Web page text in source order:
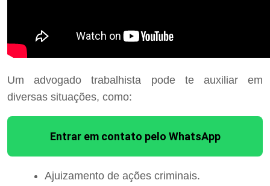
Um advogado trabalhista pode te auxiliar em
diversas situações, como:
Entrar em contato pelo WhatsApp
Ajuizamento de ações criminais.